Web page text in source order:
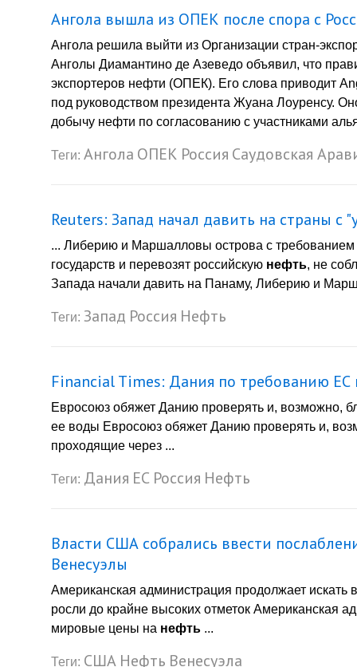
Ангола вышла из ОПЕК после спора с
Ангола решила выйти из Организации стран-
Анголы Диамантино де Азеведо объявил, что
экспортеров нефти (ОПЕК). Его слова приводит
под руководством президента Жуана Лоуренсу.
добычу нефти по согласованию с участниками
Теги: Ангола ОПЕК Россия Саудовская
Reuters: Запад начал давить на страны
... Либерию и Маршалловы острова с требованием
государств и перевозят российскую нефть, не
Запада начали давить на Панаму, Либерию и
Теги: Запад Россия Нефть
Financial Times: Дания по требованию
Евросоюз обяжет Данию проверять и, возможно,
ее воды Евросоюз обяжет Данию проверять и,
проходящие через ...
Теги: Дания ЕС Россия Нефть
Власти США собрались ввести
Венесуэлы
Американская администрация продолжает
росли до крайне высоких отметок Американская
мировые цены на нефть ...
Теги: США Нефть Венесуэла